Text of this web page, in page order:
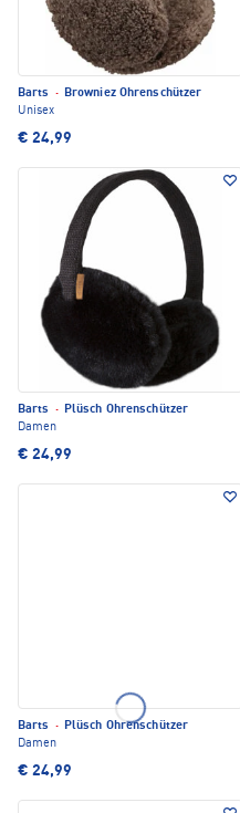
Barts · Browniez Ohrenschützer
Unisex
€ 24,99
Barts · Plüsch Ohrenschützer
Damen
€ 24,99
Barts · Plüsch Ohrenschützer
Damen
€ 24,99